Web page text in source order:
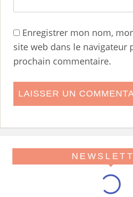
Enregistrer mon nom,
site web dans le navigateur
prochain commentaire.